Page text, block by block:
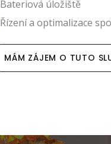
Bateriová úložiště
Řízení a optimalizace
MÁM ZÁJEM O TUTO